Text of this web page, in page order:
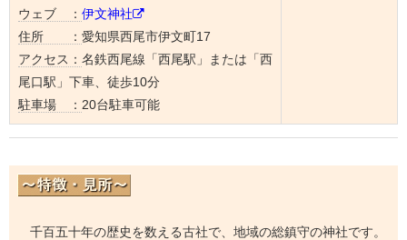
ウェブ ： 伊文神社
住所 ： 愛知県西尾市伊文町17
アクセス： 名鉄西尾線「西尾駅」または「西
尾口駅」下車、徒歩10分
駐車場 ： 20台駐車可能
千百五十年の歴史を数える古社で、地域の総鎮守の神社です。